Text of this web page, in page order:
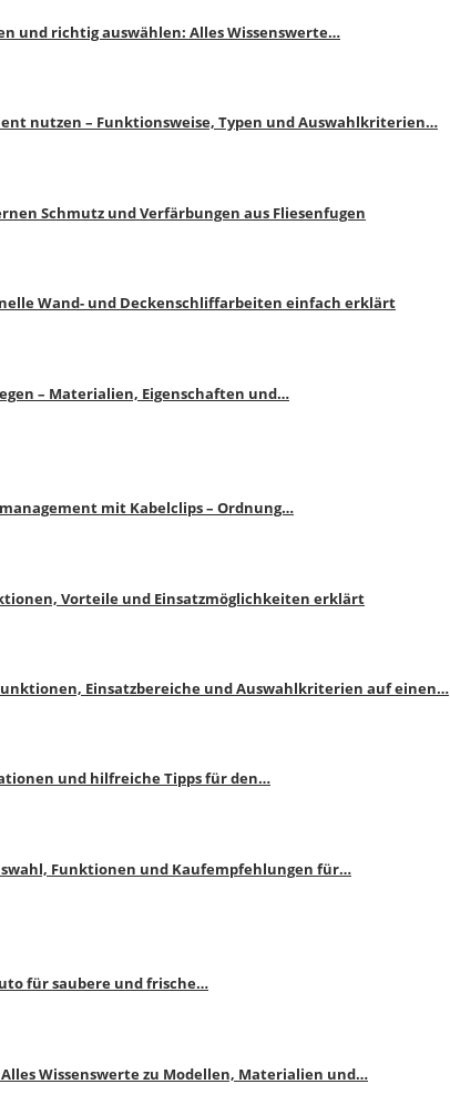
und richtig auswählen: Alles Wissenswerte…
nutzen – Funktionsweise, Typen und Auswahlkriterien…
Schmutz und Verfärbungen aus Fliesenfugen
Wand- und Deckenschliffarbeiten einfach erklärt
– Materialien, Eigenschaften und…
mit Kabelclips – Ordnung…
Vorteile und Einsatzmöglichkeiten erklärt
Einsatzbereiche und Auswahlkriterien auf einen…
und hilfreiche Tipps für den…
Funktionen und Kaufempfehlungen für…
für saubere und frische…
Wissenswerte zu Modellen, Materialien und…